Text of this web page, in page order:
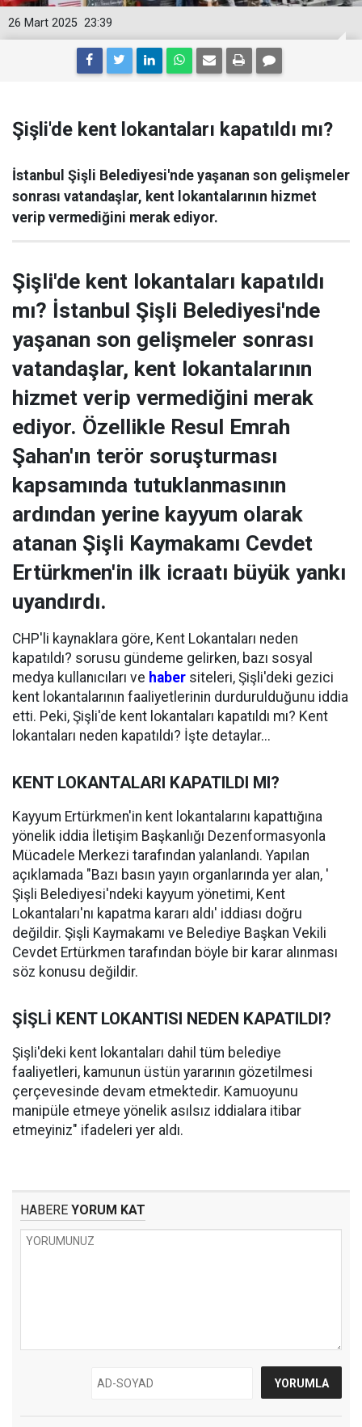
23:39
26 Mart 2025
Şişli'de kent lokantaları kapatıldı mı?
İstanbul Şişli Belediyesi'nde yaşanan son gelişmeler
sonrası vatandaşlar, kent lokantalarının hizmet
verip vermediğini merak ediyor.
Şişli'de kent lokantaları kapatıldı
mı? İstanbul Şişli Belediyesi'nde
yaşanan son gelişmeler sonrası
vatandaşlar, kent lokantalarının
hizmet verip vermediğini merak
ediyor. Özellikle Resul Emrah
Şahan'ın terör soruşturması
kapsamında tutuklanmasının
ardından yerine kayyum olarak
atanan Şişli Kaymakamı Cevdet
Ertürkmen'in ilk icraatı büyük yankı
uyandırdı.
CHP'li kaynaklara göre, Kent Lokantaları neden
kapatıldı? sorusu gündeme gelirken, bazı sosyal
medya kullanıcıları ve haber siteleri, Şişli'deki gezici
kent lokantalarının faaliyetlerinin durdurulduğunu iddia
etti. Peki, Şişli'de kent lokantaları kapatıldı mı? Kent
lokantaları neden kapatıldı? İşte detaylar...
KENT LOKANTALARI KAPATILDI MI?
Kayyum Ertürkmen'in kent lokantalarını kapattığına
yönelik iddia İletişim Başkanlığı Dezenformasyonla
Mücadele Merkezi tarafından yalanlandı. Yapılan
açıklamada "Bazı basın yayın organlarında yer alan, '
Şişli Belediyesi'ndeki kayyum yönetimi, Kent
Lokantaları'nı kapatma kararı aldı' iddiası doğru
değildir. Şişli Kaymakamı ve Belediye Başkan Vekili
Cevdet Ertürkmen tarafından böyle bir karar alınması
söz konusu değildir.
ŞİŞLİ KENT LOKANTISI NEDEN KAPATILDI?
Şişli'deki kent lokantaları dahil tüm belediye
faaliyetleri, kamunun üstün yararının gözetilmesi
çerçevesinde devam etmektedir. Kamuoyunu
manipüle etmeye yönelik asılsız iddialara itibar
etmeyiniz" ifadeleri yer aldı.
HABERE YORUM KAT